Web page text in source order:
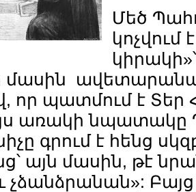
Մեծ
մասին
պատմում է Տեր
առակի նպատակը
գրում է հենց
այն մասին, թէ
չձանձրանան»: